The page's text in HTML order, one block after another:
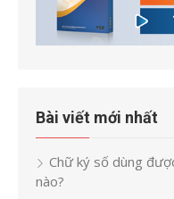
Bài viết mới nhất
Chữ ký số dùng
nào?